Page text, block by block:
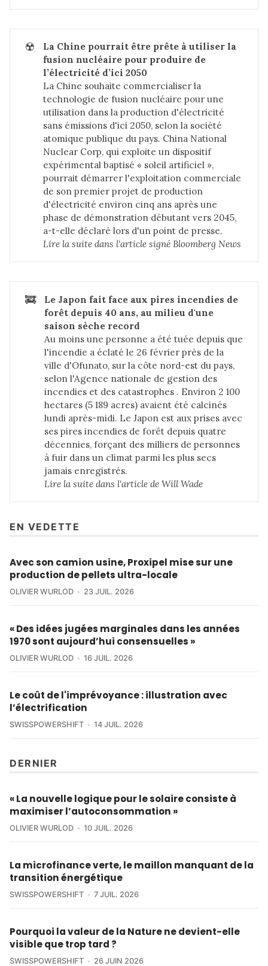
☢️
La Chine pourrait être prête à utiliser la
fusion nucléaire pour produire de
l’électricité d’ici 2050
La Chine souhaite commercialiser la
technologie de fusion nucléaire pour une
utilisation dans la production d'électricité
sans émissions d'ici 2050, selon la société
atomique publique du pays. China National
Nuclear Corp, qui exploite un dispositif
expérimental baptisé « soleil artificiel »,
pourrait démarrer l'exploitation commerciale
de son premier projet de production
d'électricité environ cinq ans après une
phase de démonstration débutant vers 2045,
a-t-elle déclaré lors d'un point de presse.
Lire la suite dans l'article signé Bloomberg News
🚒
Le Japon fait face aux pires incendies de
forêt depuis 40 ans, au milieu d'une
saison sèche record
Au moins une personne a été tuée depuis que
l'incendie a éclaté le 26 février près de la
ville d'Ofunato, sur la côte nord-est du pays,
selon l'Agence nationale de gestion des
incendies et des catastrophes . Environ 2 100
hectares (5 189 acres) avaient été calcinés
lundi après-midi. Le Japon est aux prises avec
ses pires incendies de forêt depuis quatre
décennies, forçant des milliers de personnes
à fuir dans un climat parmi les plus secs
jamais enregistrés.
Lire la suite dans l'article de Will Wade
EN VEDETTE
Avec son camion usine, Proxipel mise sur une
production de pellets ultra-locale
OLIVIER WURLOD 23 JUIL. 2026
« Des idées jugées marginales dans les années
1970 sont aujourd’hui consensuelles »
OLIVIER WURLOD 16 JUIL. 2026
Le coût de l'imprévoyance : illustration avec
l’électrification
SWISSPOWERSHIFT 14 JUIL. 2026
DERNIER
« La nouvelle logique pour le solaire consiste à
maximiser l’autoconsommation »
OLIVIER WURLOD 10 JUIL. 2026
La microfinance verte, le maillon manquant de la
transition énergétique
SWISSPOWERSHIFT 7 JUIL. 2026
Pourquoi la valeur de la Nature ne devient-elle
visible que trop tard ?
SWISSPOWERSHIFT 26 JUIN 2026